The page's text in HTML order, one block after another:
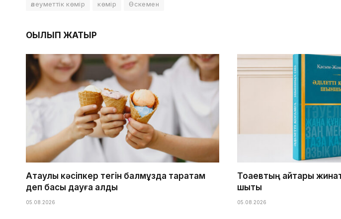
әлеуметтік көмір көмір Өскемен
ОҚЫЛЫП ЖАТЫР
Ақтаулық кәсіпкер тегін балмұздақ таратам
деп басы дауға қалды
05.08.2026
Тоқаевтың айтқары
шықты
05.08.2026